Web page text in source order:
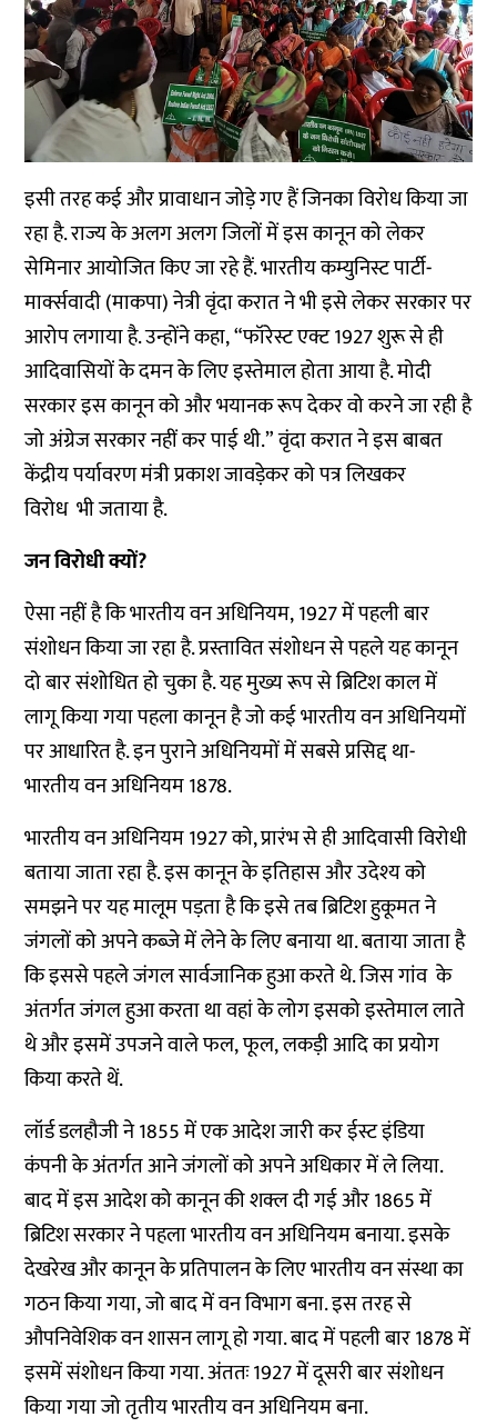
इसी तरह कई और प्रावाधान जोड़े गए हैं जिनका विरोध किया जा
रहा है. राज्य के अलग अलग जिलों में इस कानून को लेकर
सेमिनार आयोजित किए जा रहे हैं. भारतीय कम्युनिस्ट पार्टी-
मार्क्सवादी (माकपा) नेत्री वृंदा करात ने भी इसे लेकर सरकार पर
आरोप लगाया है. उन्होंने कहा, “फॉरेस्ट एक्ट 1927 शुरू से ही
आदिवासियों के दमन के लिए इस्तेमाल होता आया है. मोदी
सरकार इस कानून को और भयानक रूप देकर वो करने जा रही है
जो अंग्रेज सरकार नहीं कर पाई थी.” वृंदा करात ने इस बाबत
केंद्रीय पर्यावरण मंत्री प्रकाश जावड़ेकर को पत्र लिखकर
विरोध भी जताया है.
जन विरोधी क्यों?
ऐसा नहीं है कि भारतीय वन अधिनियम, 1927 में पहली बार
संशोधन किया जा रहा है. प्रस्तावित संशोधन से पहले यह कानून
दो बार संशोधित हो चुका है. यह मुख्य रूप से ब्रिटिश काल में
लागू किया गया पहला कानून है जो कई भारतीय वन अधिनियमों
पर आधारित है. इन पुराने अधिनियमों में सबसे प्रसिद्द था-
भारतीय वन अधिनियम 1878.
भारतीय वन अधिनियम 1927 को, प्रारंभ से ही आदिवासी विरोधी
बताया जाता रहा है. इस कानून के इतिहास और उदेश्य को
समझने पर यह मालूम पड़ता है कि इसे तब ब्रिटिश हुकूमत ने
जंगलों को अपने कब्जे में लेने के लिए बनाया था. बताया जाता है
कि इससे पहले जंगल सार्वजानिक हुआ करते थे. जिस गांव के
अंतर्गत जंगल हुआ करता था वहां के लोग इसको इस्तेमाल लाते
थे और इसमें उपजने वाले फल, फूल, लकड़ी आदि का प्रयोग
किया करते थें.
लॉर्ड डलहौजी ने 1855 में एक आदेश जारी कर ईस्ट इंडिया
कंपनी के अंतर्गत आने जंगलों को अपने अधिकार में ले लिया.
बाद में इस आदेश को कानून की शक्ल दी गई और 1865 में
ब्रिटिश सरकार ने पहला भारतीय वन अधिनियम बनाया. इसके
देखरेख और कानून के प्रतिपालन के लिए भारतीय वन संस्था का
गठन किया गया, जो बाद में वन विभाग बना. इस तरह से
औपनिवेशिक वन शासन लागू हो गया. बाद में पहली बार 1878 में
इसमें संशोधन किया गया. अंततः 1927 में दूसरी बार संशोधन
किया गया जो तृतीय भारतीय वन अधिनियम बना.